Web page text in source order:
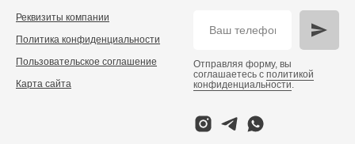
Реквизиты компании
Политика конфиденциальности
Пользовательское соглашение
Карта сайта
Отправляя форму, вы
соглашаетесь с политикой
конфиденциальности.